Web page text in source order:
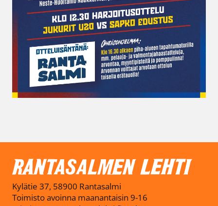
Kylätie 37, 58900 Rantasalmi
Toimisto avoinna maanantaisin 9-16